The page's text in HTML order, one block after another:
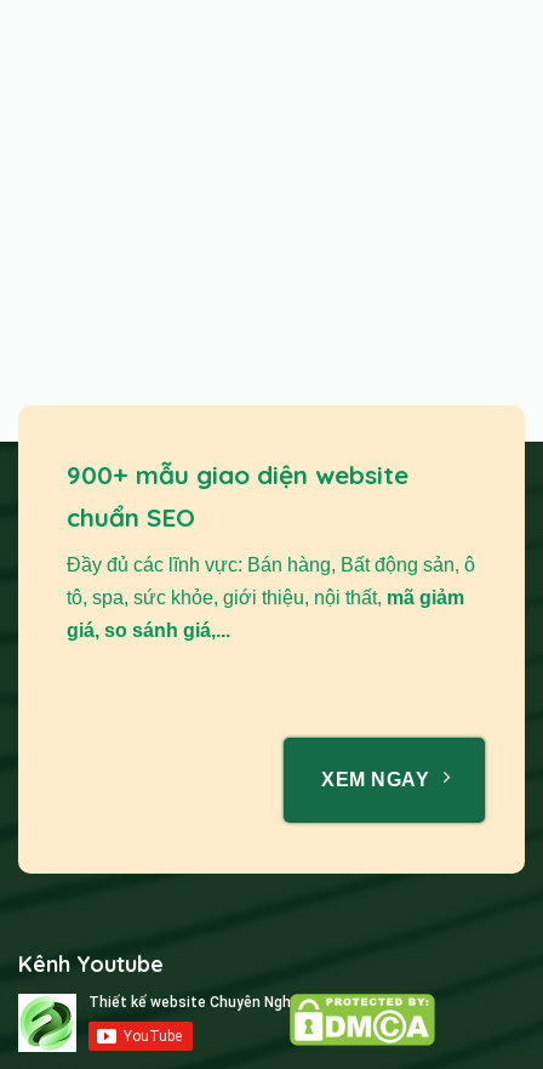
900+ mẫu giao diện website
chuẩn SEO
Đầy đủ các lĩnh vực: Bán hàng, Bất động sản, ô
tô, spa, sức khỏe, giới thiệu, nội thất, mã giảm
giá, so sánh giá,...
XEM NGAY
Kênh Youtube